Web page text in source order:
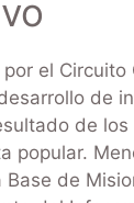
el Circuito
de
de los
popular.
de